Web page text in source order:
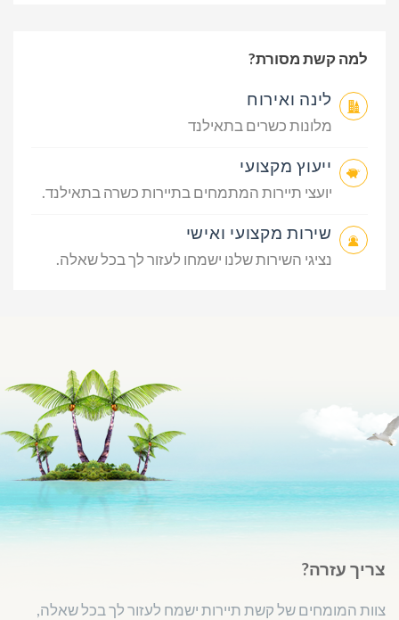
למה קשת מסורת?
לינה ואירוח
מלונות כשרים בתאילנד
ייעוץ מקצועי
יועצי תיירות המתמחים בתיירות כשרה בתאילנד.
שירות מקצועי ואישי
נציגי השירות שלנו ישמחו לעזור לך בכל שאלה.
צריך עזרה?
צוות המומחים של קשת תיירות ישמח לעזור לך בכל שאלה,